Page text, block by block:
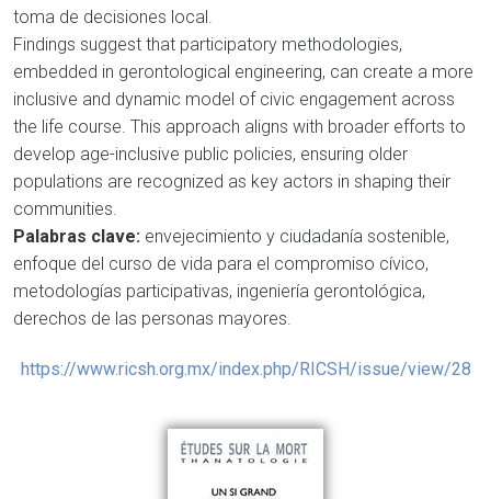
toma de decisiones local.
Findings suggest that participatory methodologies,
embedded in gerontological engineering, can create a more
inclusive and dynamic model of civic engagement across
the life course. This approach aligns with broader efforts to
develop age-inclusive public policies, ensuring older
populations are recognized as key actors in shaping their
communities.
Palabras clave: envejecimiento y ciudadanía sostenible,
enfoque del curso de vida para el compromiso cívico,
metodologías participativas, ingeniería gerontológica,
derechos de las personas mayores.
https://www.ricsh.org.mx/index.php/RICSH/issue/view/28